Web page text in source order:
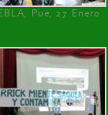
Pue, 27 Enero